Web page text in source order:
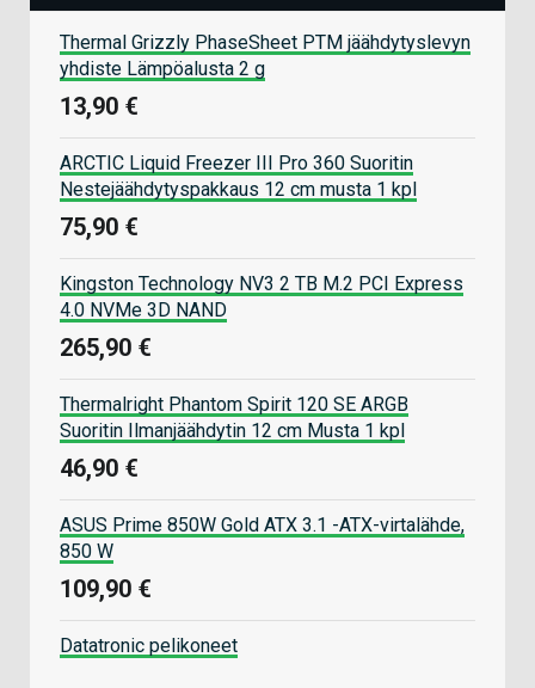
Thermal Grizzly PhaseSheet PTM jäähdytyslevyn
yhdiste Lämpöalusta 2 g
13,90 €
ARCTIC Liquid Freezer III Pro 360 Suoritin
Nestejäähdytyspakkaus 12 cm musta 1 kpl
75,90 €
Kingston Technology NV3 2 TB M.2 PCI Express
4.0 NVMe 3D NAND
265,90 €
Thermalright Phantom Spirit 120 SE ARGB
Suoritin Ilmanjäähdytin 12 cm Musta 1 kpl
46,90 €
ASUS Prime 850W Gold ATX 3.1 -ATX-virtalähde,
850 W
109,90 €
Datatronic pelikoneet